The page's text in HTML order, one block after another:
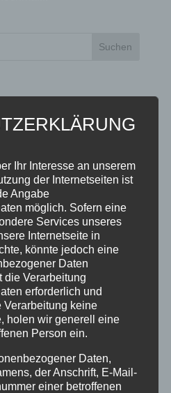
SONG
Tour
entstand
SONG“
Ihr Interesse an unserem
der Internetseiten ist
Angabe
möglich. Sofern eine
Services unseres
Internetseite in
könnte jedoch eine
Daten
die Verarbeitung
erforderlich und
Verarbeitung keine
holen wir generell eine
Person ein.
Daten,
der Anschrift, E-Mail-
einer betroffenen